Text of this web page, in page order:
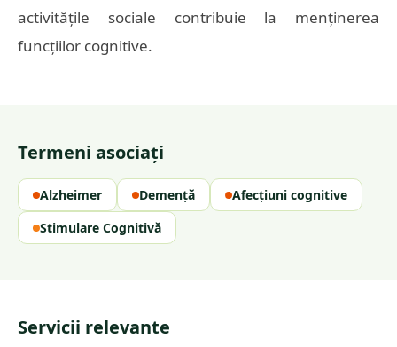
activitățile sociale contribuie la menținerea
funcțiilor cognitive.
Termeni asociați
Alzheimer Demență
Afecțiuni cognitive
Stimulare Cognitivă
Servicii relevante